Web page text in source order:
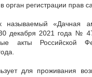
орган регистрации прав
называемый «Дачная
декабря 2021 года №
акты Российской
для проживания